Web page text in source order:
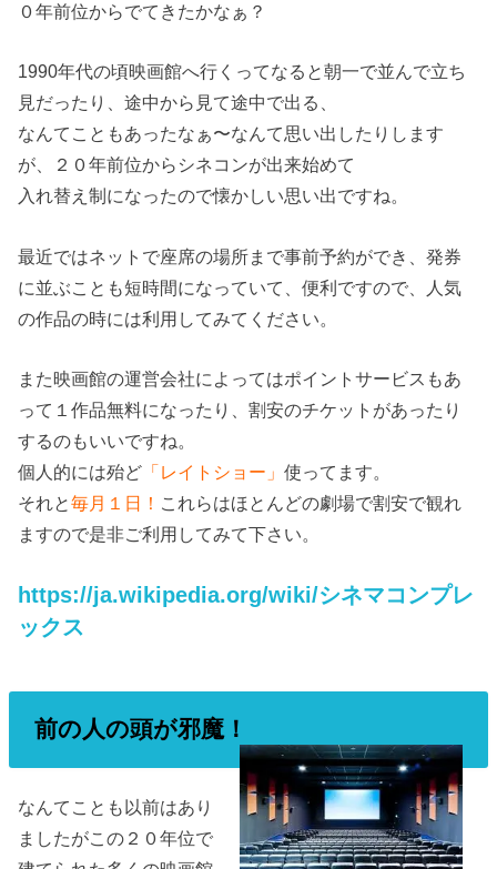
０年前位からでてきたかなぁ？
1990年代の頃映画館へ行くってなると朝一で並んで立ち
見だったり、途中から見て途中で出る、
なんてこともあったなぁ〜なんて思い出したりします
が、２０年前位からシネコンが出来始めて
入れ替え制になったので懐かしい思い出ですね。
最近ではネットで座席の場所まで事前予約ができ、発券
に並ぶことも短時間になっていて、便利ですので、人気
の作品の時には利用してみてください。
また映画館の運営会社によってはポイントサービスもあ
って１作品無料になったり、割安のチケットがあったり
するのもいいですね。
個人的には殆ど 「レイトショー」使ってます。
それと毎月１日！ これらはほとんどの劇場で割安で観れ
ますので是非ご利用してみて下さい。
https://ja.wikipedia.org/wiki/シネマコンプレ
ックス
前の人の頭が邪魔！
なんてことも以前はあり
ましたがこの２０年位で